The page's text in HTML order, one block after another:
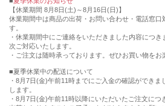
【休業期間 8月8日(土)～8月16日(日)】
休業期間中は商品の出荷・お問い合わせ・電話窓口
す。
・休業期間中にご連絡をいただきました内容につ
次ご対応いたします。
・ご注文は随時承っております。ぜひお買い物をお
■夏季休業中の配送について
・8月7日(金)午前11時までにご入金の確認ができ
します。
・8月7日(金)午前11時以降にいただいたご注文に